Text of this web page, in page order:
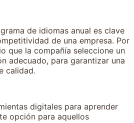
de idiomas anual es clave
de una empresa. Por
que la compañía seleccione un
adecuado, para garantizar una
calidad.
digitales para aprender
opción para aquellos